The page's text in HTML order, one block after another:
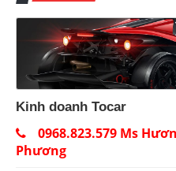
Kinh doanh Tocar
0968.823.579 Ms
Phương